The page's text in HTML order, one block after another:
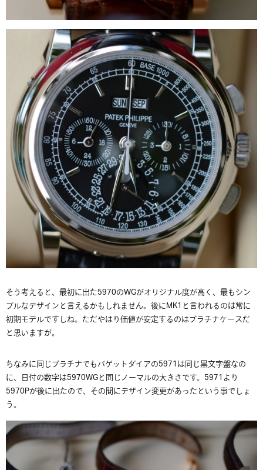
そう考えると、最初に出た5970のWGがオリジナル度が高く、最もシン
プルなデザインと言えるかもしれません。後にMK1と言われるのは常に
初期モデルですしね。ただやはり価値が安定するのはプラチナケースだ
と思いますが。
ちなみに同じプラチナでもバゲットダイアの5971は同じ黒文字盤なの
に、日付の数字は5970WGと同じノーマルの大きさです。5971より
5970Pが後に出たので、その間にデザイン変更があったという事でしょ
う。